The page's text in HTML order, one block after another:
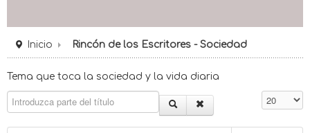
Inicio Rincón de los Escritores - Sociedad
Tema que toca la sociedad y la vida diaria
Introduzca parte del título